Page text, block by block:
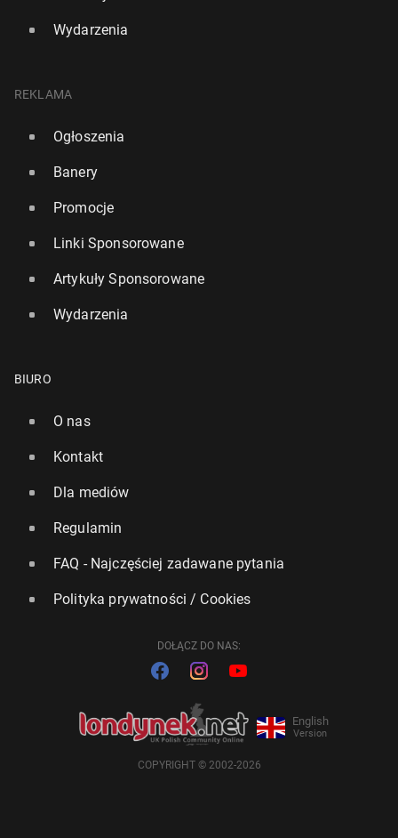
Wydarzenia
REKLAMA
Ogłoszenia
Banery
Promocje
Linki Sponsorowane
Artykuły Sponsorowane
Wydarzenia
BIURO
O nas
Kontakt
Dla mediów
Regulamin
FAQ - Najczęściej zadawane pytania
Polityka prywatności / Cookies
DOŁĄCZ DO NAS:
English
Version
COPYRIGHT © 2002-2026